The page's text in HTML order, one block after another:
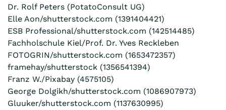
Dr. Rolf Peters (PotatoConsult UG)
Elle Aon/shutterstock.com (1391404421)
ESB Professional/shutterstock.com (142514485)
Fachholschule Kiel/Prof. Dr. Yves Reckleben
FOTOGRIN/shutterstock.com (1653472357)
framehay/shutterstock (1356541394)
Franz W./Pixabay (4575105)
George Dolgikh/shutterstock.com (1086907973)
Gluuker/shutterstock.com (1137630995)